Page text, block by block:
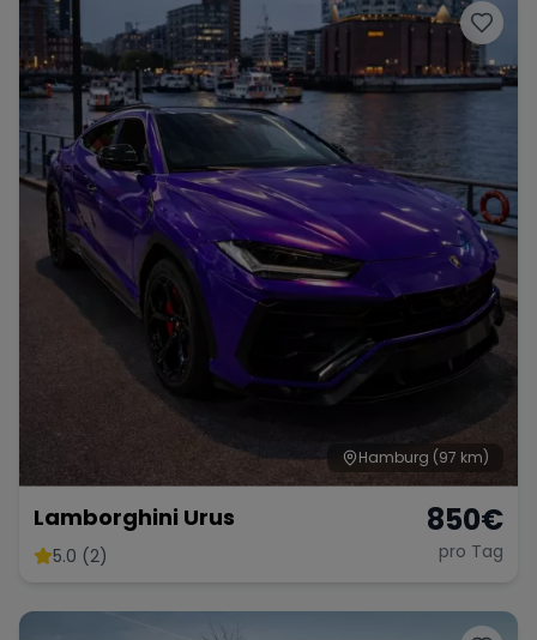
Hamburg (97 km)
Lamborghini Urus
5.0 (2)
850€
pro Tag